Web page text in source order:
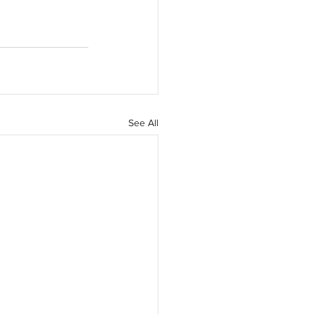
See All